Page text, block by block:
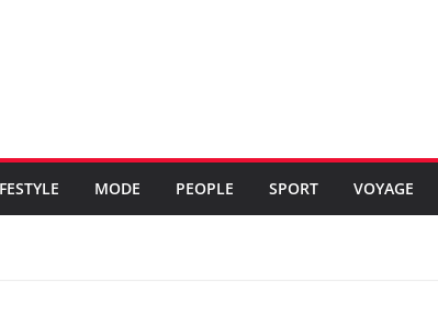
MODE PEOPLE SPORT VOYAGE